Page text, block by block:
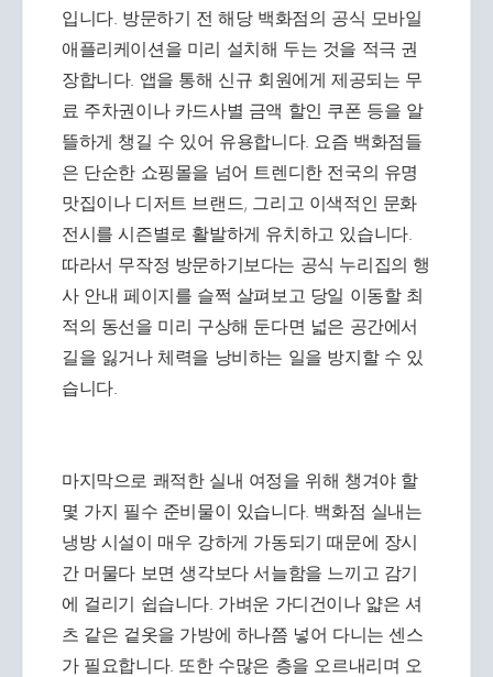
입니다. 방문하기 전 해당 백화점의 공식 모바일
애플리케이션을 미리 설치해 두는 것을 적극 권
장합니다. 앱을 통해 신규 회원에게 제공되는 무
료 주차권이나 카드사별 금액 할인 쿠폰 등을 알
뜰하게 챙길 수 있어 유용합니다. 요즘 백화점들
은 단순한 쇼핑몰을 넘어 트렌디한 전국의 유명
맛집이나 디저트 브랜드, 그리고 이색적인 문화
전시를 시즌별로 활발하게 유치하고 있습니다.
따라서 무작정 방문하기보다는 공식 누리집의 행
사 안내 페이지를 슬쩍 살펴보고 당일 이동할 최
적의 동선을 미리 구상해 둔다면 넓은 공간에서
길을 잃거나 체력을 낭비하는 일을 방지할 수 있
습니다.
마지막으로 쾌적한 실내 여정을 위해 챙겨야 할
몇 가지 필수 준비물이 있습니다. 백화점 실내는
냉방 시설이 매우 강하게 가동되기 때문에 장시
간 머물다 보면 생각보다 서늘함을 느끼고 감기
에 걸리기 쉽습니다. 가벼운 가디건이나 얇은 셔
츠 같은 겉옷을 가방에 하나쯤 넣어 다니는 센스
가 필요합니다. 또한 수많은 층을 오르내리며 오